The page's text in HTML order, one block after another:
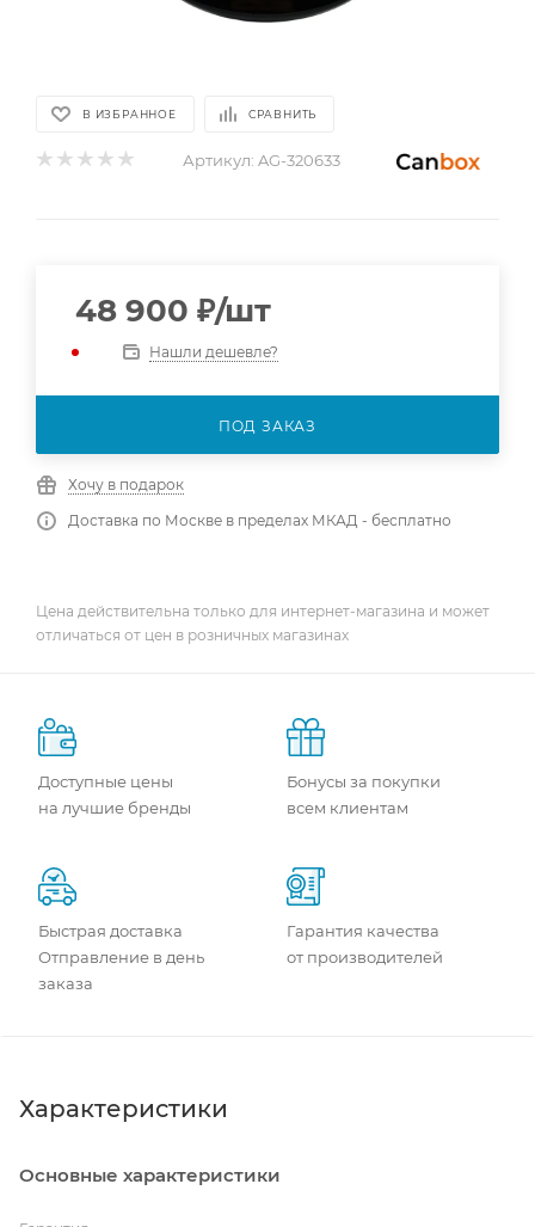
В ИЗБРАННОЕ СРАВНИТЬ
Артикул: AG-320633
48 900 ₽/шт
Нашли дешевле?
ПОД ЗАКАЗ
Хочу в подарок
Доставка по Москве в пределах МКАД - бесплатно
Цена действительна только для интернет-магазина и может
отличаться от цен в розничных магазинах
Доступные цены
на лучшие бренды
Бонусы за покупки
всем клиентам
Быстрая доставка
Отправление в день
заказа
Гарантия качества
от производителей
Характеристики
Основные характеристики